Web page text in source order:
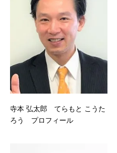
寺本 弘太郎 てらもと こうた
ろう プロフィール